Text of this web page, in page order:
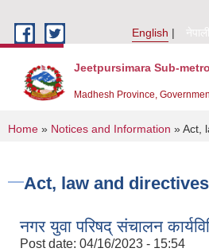
English
नेपाली
Jeetpursimara Sub-
Madhesh Province,
You are here
Home » Notices and Information » Act,
Act, law and directives
नगर युवा परिषद् संचालन
Post date: 04/16/2023 - 15:54